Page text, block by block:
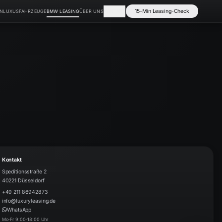
LUXUSFAHRZEUGEBMW LEASINGÜBER UNSKONTAKT 15-Min Leasing-Check
Kontakt
Speditionsstraße 2
40221 Düsseldorf
​+49 211 86942873
info@luxuryleasing.de
WhatsApp
Mo-Fr 9:00-18:00 Uhr